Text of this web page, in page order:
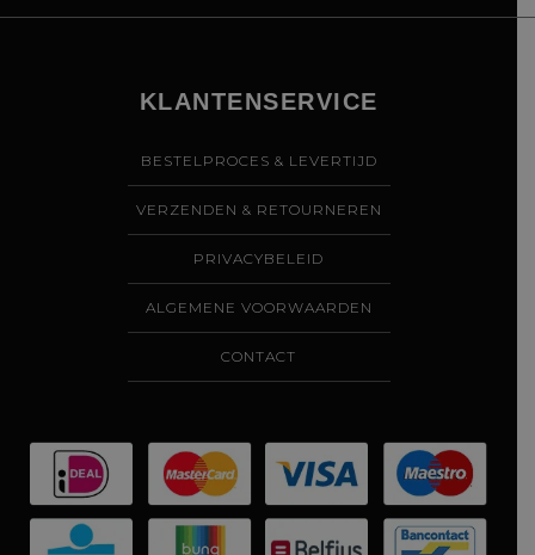
KLANTENSERVICE
BESTELPROCES & LEVERTIJD
VERZENDEN & RETOURNEREN
PRIVACYBELEID
ALGEMENE VOORWAARDEN
CONTACT